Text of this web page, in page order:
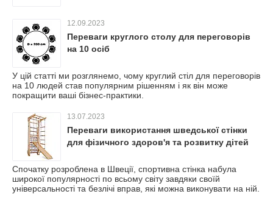
12.09.2023
Переваги круглого столу для переговорів
на 10 осіб
У цій статті ми розглянемо, чому круглий стіл для переговорів
на 10 людей став популярним рішенням і як він може
покращити ваші бізнес-практики.
13.07.2023
Переваги використання шведської стінки
для фізичного здоров'я та розвитку дітей
Спочатку розроблена в Швеції, спортивна стінка набула
широкої популярності по всьому світу завдяки своїй
універсальності та безлічі вправ, які можна виконувати на ній.